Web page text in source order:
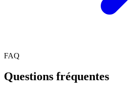
FAQ
Questions fréquentes